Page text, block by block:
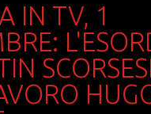
IN TV, 1